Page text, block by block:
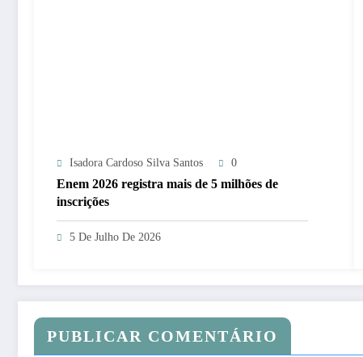
Isadora Cardoso Silva Santos 0
Enem 2026 registra mais de 5 milhões de
inscrições
5 De Julho De 2026
PUBLICAR COMENTÁRIO